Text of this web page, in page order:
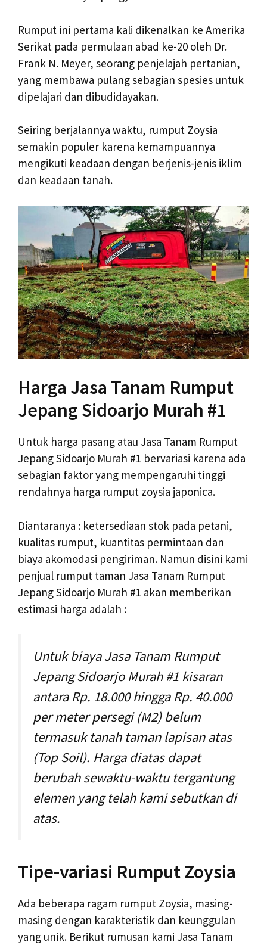
Rumput ini pertama kali dikenalkan ke Amerika
Serikat pada permulaan abad ke-20 oleh Dr.
Frank N. Meyer, seorang penjelajah pertanian,
yang membawa pulang sebagian spesies untuk
dipelajari dan dibudidayakan.
Seiring berjalannya waktu, rumput Zoysia
semakin populer karena kemampuannya
mengikuti keadaan dengan berjenis-jenis iklim
dan keadaan tanah.
Harga Jasa Tanam Rumput
Jepang Sidoarjo Murah #1
Untuk harga pasang atau Jasa Tanam Rumput
Jepang Sidoarjo Murah #1 bervariasi karena ada
sebagian faktor yang mempengaruhi tinggi
rendahnya harga rumput zoysia japonica.
Diantaranya : ketersediaan stok pada petani,
kualitas rumput, kuantitas permintaan dan
biaya akomodasi pengiriman. Namun disini kami
penjual rumput taman Jasa Tanam Rumput
Jepang Sidoarjo Murah #1 akan memberikan
estimasi harga adalah :
Untuk biaya Jasa Tanam Rumput
Jepang Sidoarjo Murah #1 kisaran
antara Rp. 18.000 hingga Rp. 40.000
per meter persegi (M2) belum
termasuk tanah taman lapisan atas
(Top Soil). Harga diatas dapat
berubah sewaktu-waktu tergantung
elemen yang telah kami sebutkan di
atas.
Tipe-variasi Rumput Zoysia
Ada beberapa ragam rumput Zoysia, masing-
masing dengan karakteristik dan keunggulan
yang unik. Berikut rumusan kami Jasa Tanam